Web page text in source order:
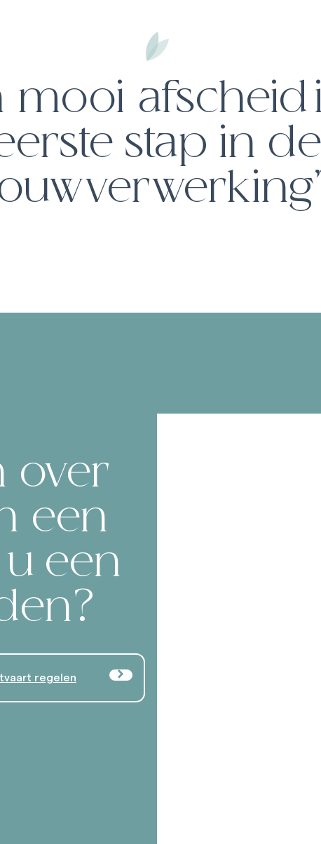
mooi afscheid
stap in de
over
een
een
regelen